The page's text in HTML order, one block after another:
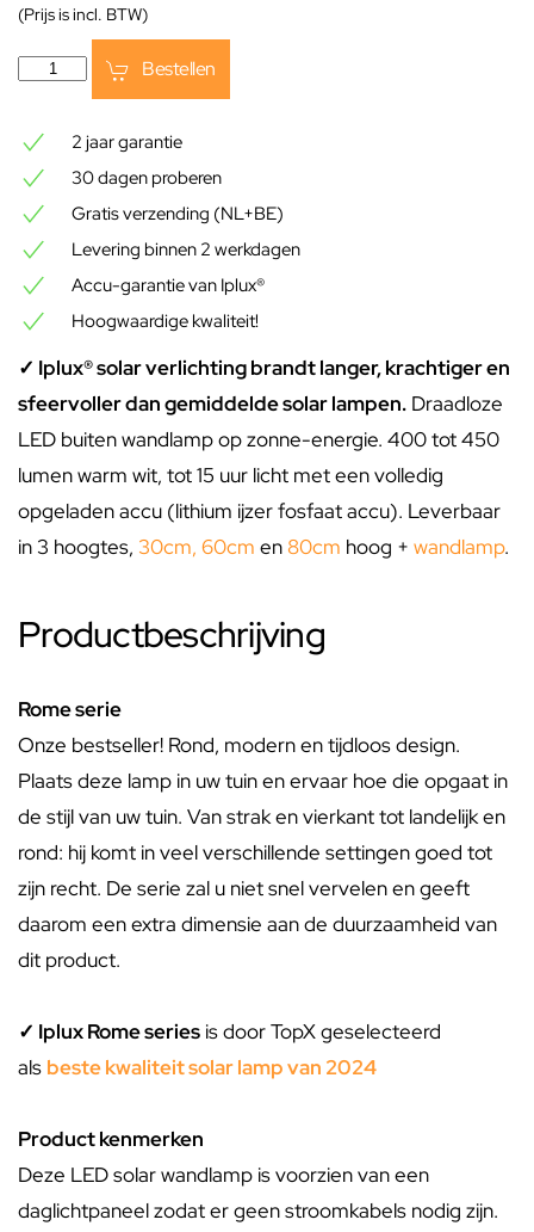
(Prijs is incl. BTW)
Bestellen
2 jaar garantie
30 dagen proberen
Gratis verzending (NL+BE)
Levering binnen 2 werkdagen
Accu-garantie van Iplux®
Hoogwaardige kwaliteit!
✓ Iplux® solar verlichting brandt langer, krachtiger en
sfeervoller dan gemiddelde solar lampen. Draadloze
LED buiten wandlamp op zonne-energie. 400 tot 450
lumen warm wit, tot 15 uur licht met een volledig
opgeladen accu (lithium ijzer fosfaat accu). Leverbaar
in 3 hoogtes, 30cm, 60cm en 80cm hoog + wandlamp.
Productbeschrijving
Rome serie
Onze bestseller! Rond, modern en tijdloos design.
Plaats deze lamp in uw tuin en ervaar hoe die opgaat in
de stijl van uw tuin. Van strak en vierkant tot landelijk en
rond: hij komt in veel verschillende settingen goed tot
zijn recht. De serie zal u niet snel vervelen en geeft
daarom een extra dimensie aan de duurzaamheid van
dit product.
✓ Iplux Rome series is door TopX geselecteerd
als beste kwaliteit solar lamp van 2024
Product kenmerken
Deze LED solar wandlamp is voorzien van een
daglichtpaneel zodat er geen stroomkabels nodig zijn.